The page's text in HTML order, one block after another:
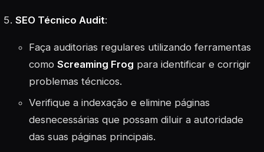
SEO Técnico Audit:
Faça auditorias regulares utilizando ferramentas
como Screaming Frog para identificar e corrigir
problemas técnicos.
Verifique a indexação e elimine páginas
desnecessárias que possam diluir a autoridade
das suas páginas principais.